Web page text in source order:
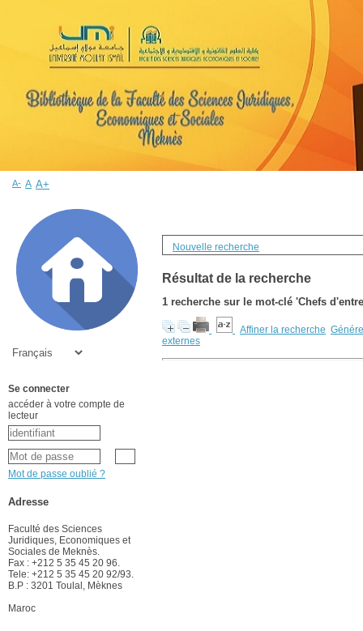
Nouvelle recherche
Résultat de la recherche
1 recherche sur le mot-clé 'Chefs
Affiner la recherche
externes
A- A A+
Se connecter
accéder à votre compte de
lecteur
Mot de passe oublié ?
Adresse
Faculté des Sciences
Juridiques, Economiques et
Sociales de Meknès.
Fax : +212 5 35 45 20 96.
Tele: +212 5 35 45 20 92/93.
B.P : 3201 Toulal, Mèknes
Maroc